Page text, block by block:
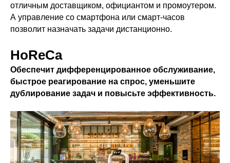
отличным доставщиком, официантом и промоутером.
А управление со смартфона или смарт-часов
позволит назначать задачи дистанционно.
HoReCa
Обеспечит дифференцированное обслуживание,
быстрое реагирование на спрос, уменьшите
дублирование задач и повысьте эффективность.